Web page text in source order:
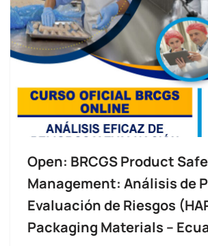
Open: BRCGS Product
Management: Análisis de
Evaluación de Riesgos
Packaging Materials –